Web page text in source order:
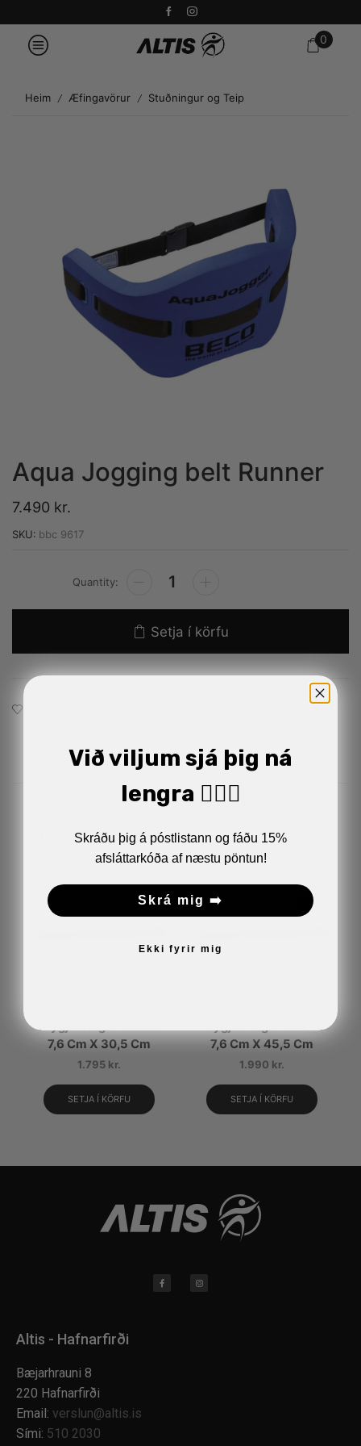
0
Heim / Æfingavörur / Stuðningur og Teip
Aqua Jogging belt Runner
7.490 kr.
SKU: bbc 9617
Setja í körfu
Alternative:
Related Products
Teygjuhringur Rauður
7,6 Cm X 30,5 Cm
1.795 kr.
SETJA Í KÖRFU
Teygjuhringur Rauður
7,6 Cm X 45,5 Cm
1.990 kr.
SETJA Í KÖRFU
Altis - Hafnarfirði
Bæjarhrauni 8
220 Hafnarfirði
Email: verslun@altis.is
Sími: 510 2030
Við viljum sjá þig ná
lengra 🏋🏼‍♂️
Skráðu þig á póstlistann og fáðu 15%
afsláttarkóða af næstu pöntun!
Skrá mig ➡️
Ekki fyrir mig